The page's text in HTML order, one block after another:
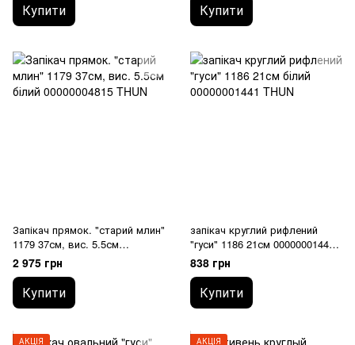
Купити Купити
Запікач прямок. "старий млин"
1179 37см, вис. 5.5см
00000004815 THUN
2 975 грн
Купити
запікач круглий рифлений
"гуси" 1186 21см 00000001441
THUN
838 грн
Купити
АКЦІЯ АКЦІЯ